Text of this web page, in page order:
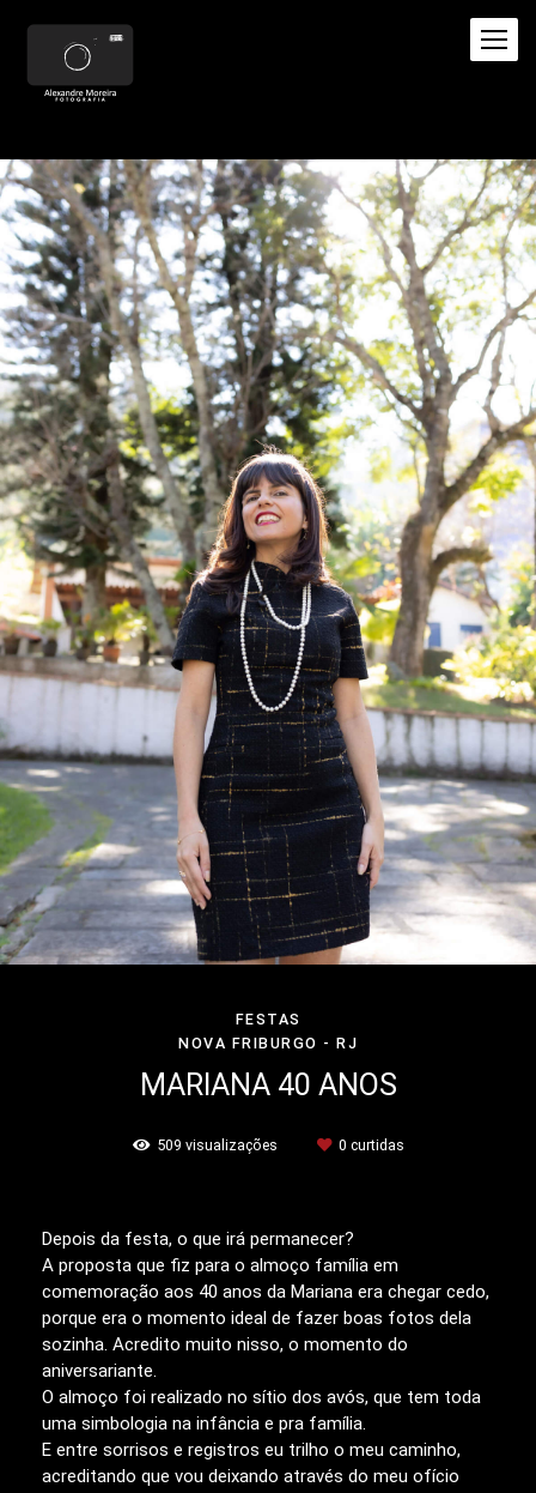
FESTAS
NOVA FRIBURGO - RJ
MARIANA 40 ANOS
509 visualizações 0 curtidas
Depois da festa, o que irá permanecer?
A proposta que fiz para o almoço família em
comemoração aos 40 anos da Mariana era chegar cedo,
porque era o momento ideal de fazer boas fotos dela
sozinha. Acredito muito nisso, o momento do
aniversariante.
O almoço foi realizado no sítio dos avós, que tem toda
uma simbologia na infância e pra família.
E entre sorrisos e registros eu trilho o meu caminho,
acreditando que vou deixando através do meu ofício